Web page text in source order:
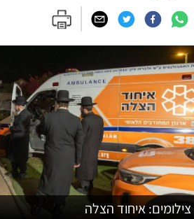
צילומים: איחוד הצלה